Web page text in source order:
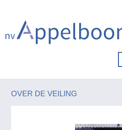
OVER DE VEILING